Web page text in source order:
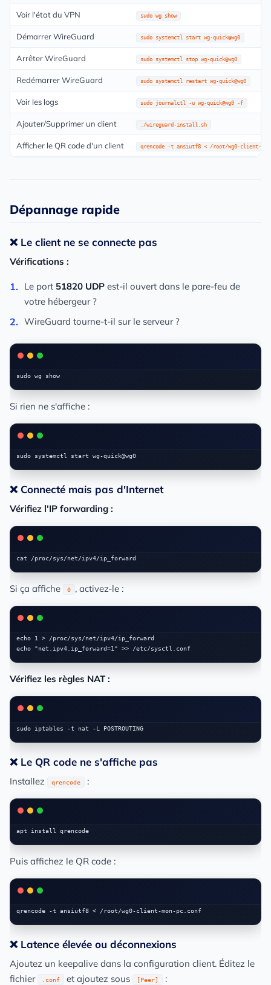
Voir l'état du VPN sudo wg show
Démarrer WireGuard sudo systemctl start wg-quick@wg0
Arrêter WireGuard sudo systemctl stop wg-quick@wg0
Redémarrer WireGuard sudo systemctl restart wg-quick@wg0
Voir les logs sudo journalctl -u wg-quick@wg0 -f
Ajouter/Supprimer un client ./wireguard-install.sh
Afficher le QR code d'un client qrencode -t ansiutf8 < /root/wg0-client-
Dépannage rapide
❌ Le client ne se connecte pas
Vérifications :
Le port 51820 UDP est-il ouvert dans le pare-feu de
votre hébergeur ?
WireGuard tourne-t-il sur le serveur ?
Si rien ne s'affiche :
❌ Connecté mais pas d'Internet
Vérifiez l'IP forwarding :
Si ça affiche 0 , activez-le :
echo 1 > /proc/sys/net/ipv4/ip_forward
Vérifiez les règles NAT :
❌ Le QR code ne s'affiche pas
Installez qrencode :
Puis affichez le QR code :
❌ Latence élevée ou déconnexions
Ajoutez un keepalive dans la configuration client. Éditez le
fichier
.conf et ajoutez sous [Peer] :